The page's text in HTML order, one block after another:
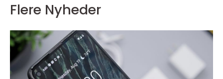
Flere Nyheder